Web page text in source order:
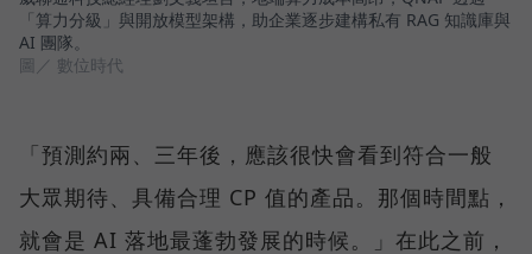
「算力分級」與開放模型架構，助企業逐步建構私有 RAG 知識庫與
AI 團隊。
圖／ 數位時代
「預測約兩、三年後，應該很快會看到符合一般
大眾期待、具備合理 CP 值的產品。那個時間點，
就會是 AI 落地最蓬勃發展的時候。」在此之前，